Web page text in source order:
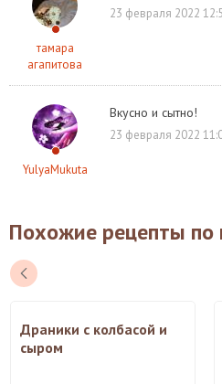
тамара
агапитова
23 февраля 2022
YulyaMukuta
Вкусно и сытно!
23 февраля 2022
Похожие рецепты по
Драники с колбасой и
сыром